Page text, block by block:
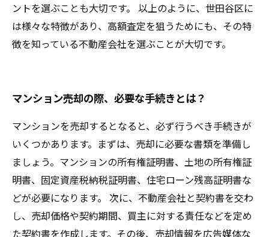
ントを選ぶことも大切です。 以上のように、世田谷区に
は様々な特徴があり、高額査定を狙うためにも、その特
徴を知っている不動産会社を選ぶことが大切です。
マンション売却の際、必要な手続きとは？
マンションを売却するとなると、必ず行うべき手続きが
いくつかあります。まずは、売却に必要な書類を準備し
ましょう。マンションの所有権証明書、土地の所有権証
明書、固定資産税納税証明書、住宅ローン残高証明書な
どが必要になります。 次に、不動産会社と契約書を交わ
し、売却価格や契約期間、買主に対する責任などを定め
た契約書を作成します。その後、売却情報を広告媒体な